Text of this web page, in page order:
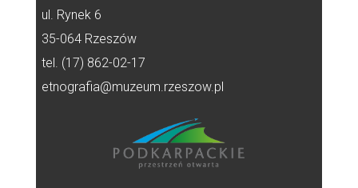
ul. Rynek 6
35-064 Rzeszów
tel. (17) 862-02-17
etnografia@muzeum.rzeszow.pl